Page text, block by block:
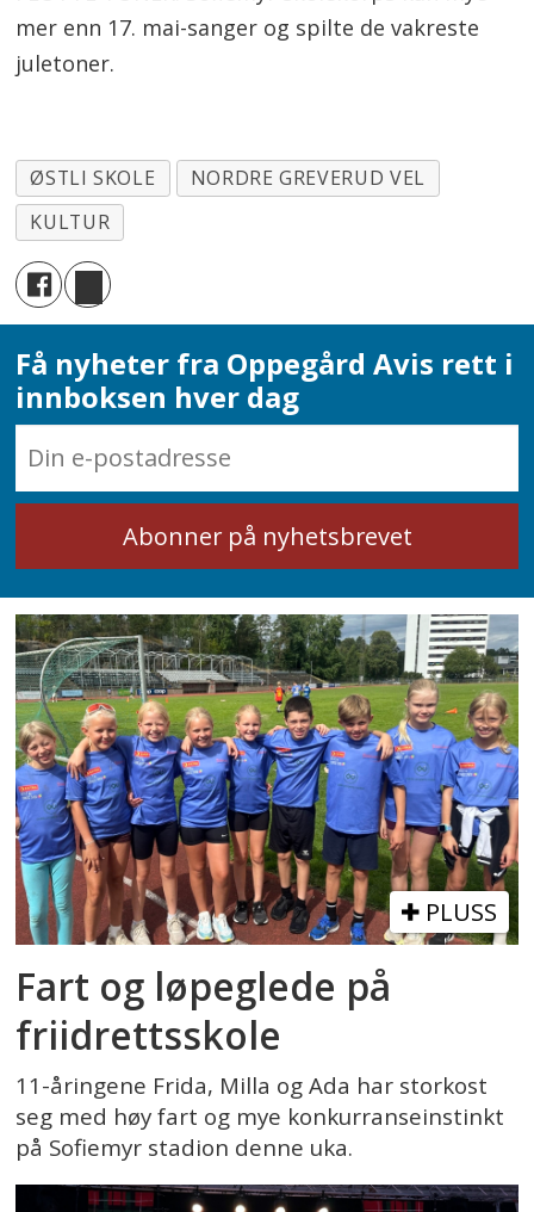
mer enn 17. mai-sanger og spilte de vakreste
juletoner.
ØSTLI SKOLE
NORDRE GREVERUD VEL
KULTUR
Få nyheter fra Oppegård Avis rett i
innboksen hver dag
PLUSS
Fart og løpeglede på
friidrettsskole
11-åringene Frida, Milla og Ada har storkost
seg med høy fart og mye konkurranseinstinkt
på Sofiemyr stadion denne uka.